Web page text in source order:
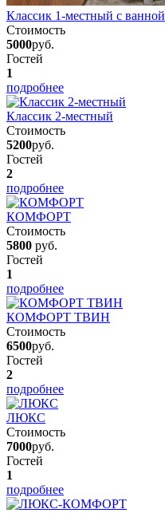
Классик 1-местный с ванной
Стоимость
5000руб.
Гостей
1
подробнее
Классик 2-местный
Стоимость
5200руб.
Гостей
2
подробнее
КОМФОРТ
Стоимость
5800 руб.
Гостей
1
подробнее
КОМФОРТ ТВИН
Стоимость
6500руб.
Гостей
2
подробнее
ЛЮКС
Стоимость
7000руб.
Гостей
1
подробнее